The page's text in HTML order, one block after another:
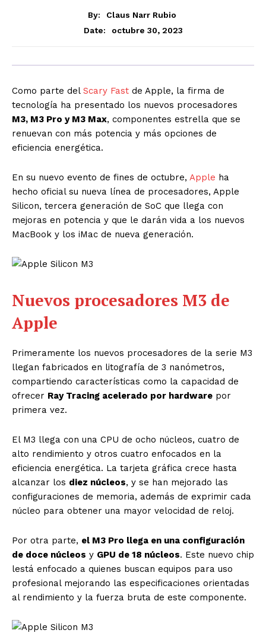
By:
Claus Narr Rubio
Date:
octubre 30, 2023
Como parte del Scary Fast de Apple, la firma de
tecnología ha presentado los nuevos procesadores
M3, M3 Pro y M3 Max, componentes estrella que se
renuevan con más potencia y más opciones de
eficiencia energética.
En su nuevo evento de fines de octubre, Apple ha
hecho oficial su nueva línea de procesadores, Apple
Silicon, tercera generación de SoC que llega con
mejoras en potencia y que le darán vida a los nuevos
MacBook y los iMac de nueva generación.
Nuevos procesadores M3 de
Apple
Primeramente los nuevos procesadores de la serie M3
llegan fabricados en litografía de 3 nanómetros,
compartiendo características como la capacidad de
ofrecer Ray Tracing acelerado por hardware por
primera vez.
El M3 llega con una CPU de ocho núcleos, cuatro de
alto rendimiento y otros cuatro enfocados en la
eficiencia energética. La tarjeta gráfica crece hasta
alcanzar los diez núcleos, y se han mejorado las
configuraciones de memoria, además de exprimir cada
núcleo para obtener una mayor velocidad de reloj.
Por otra parte, el M3 Pro llega en una configuración
de doce núcleos y GPU de 18 núcleos. Este nuevo chip
lestá enfocado a quienes buscan equipos para uso
profesional mejorando las especificaciones orientadas
al rendimiento y la fuerza bruta de este componente.